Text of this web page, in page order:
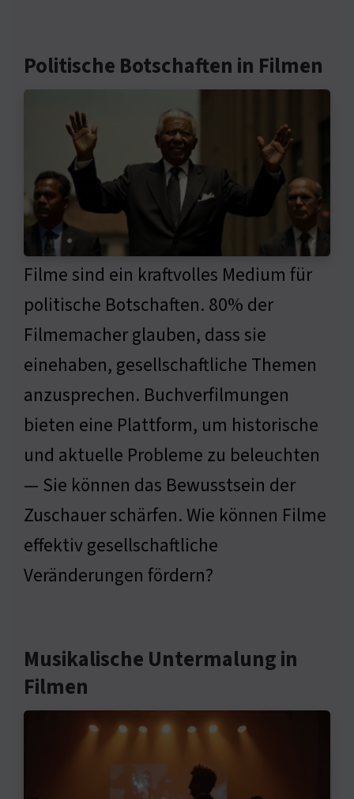
Politische Botschaften in Filmen
Filme sind ein kraftvolles Medium für
politische Botschaften. 80% der
Filmemacher glauben, dass sie
einehaben, gesellschaftliche Themen
anzusprechen. Buchverfilmungen
bieten eine Plattform, um historische
und aktuelle Probleme zu beleuchten
— Sie können das Bewusstsein der
Zuschauer schärfen. Wie können Filme
effektiv gesellschaftliche
Veränderungen fördern?
Musikalische Untermalung in
Filmen